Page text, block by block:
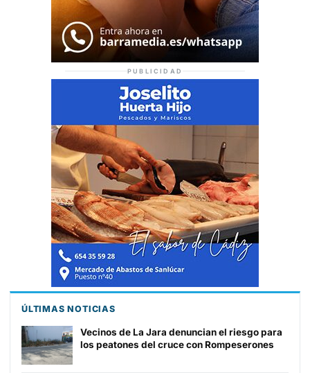
PUBLICIDAD
ÚLTIMAS NOTICIAS
Vecinos de La Jara denuncian el riesgo para
los peatones del cruce con Rompeserones